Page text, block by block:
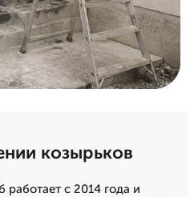
козырьков
с 2014 года и